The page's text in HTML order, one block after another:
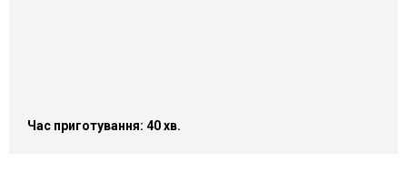
Час приготування: 40 хв.